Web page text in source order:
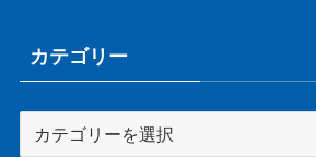
カテゴリー
テ